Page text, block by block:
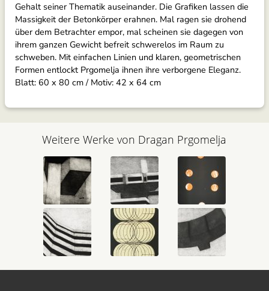
Gehalt seiner Thematik auseinander. Die Grafiken lassen die
Massigkeit der Betonkörper erahnen. Mal ragen sie drohend
über dem Betrachter empor, mal scheinen sie dagegen von
ihrem ganzen Gewicht befreit schwerelos im Raum zu
schweben. Mit einfachen Linien und klaren, geometrischen
Formen entlockt Prgomelja ihnen ihre verborgene Eleganz.
Blatt: 60 x 80 cm / Motiv: 42 x 64 cm
Weitere Werke von Dragan Prgomelja